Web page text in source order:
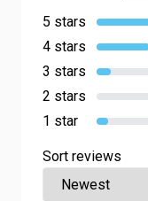
5 stars
4 stars
3 stars
2 stars
1 star
Sort reviews